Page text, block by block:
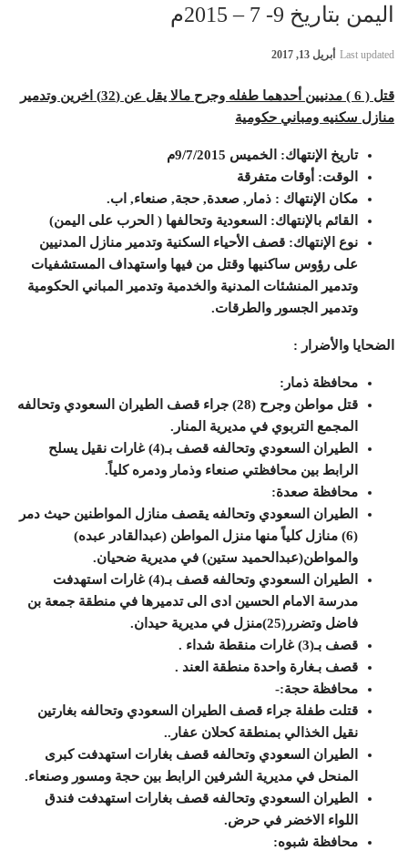
اليمن بتاريخ 9- 7 – 2015م
Last updated أبريل 13, 2017
قتل
( 6 ) مدنيين أحدهما طفله وجرح مالا يقل عن (32) اخرين وتدمير
منازل سكنيه ومباني حكومية
تاريخ الإنتهاك: الخميس 9/7/2015م
الوقت: أوقات متفرقة
مكان الإنتهاك : ذمار, صعدة, حجة, صنعاء, اب.
القائم بالإنتهاك: السعودية وتحالفها ( الحرب على اليمن)
نوع الإنتهاك: قصف الأحياء السكنية وتدمير منازل المدنيين
على رؤوس ساكنيها وقتل من فيها واستهداف المستشفيات
وتدمير المنشئات المدنية والخدمية وتدمير المباني الحكومية
وتدمير الجسور والطرقات.
الضحايا والأضرار :
محافظة ذمار:
قتل مواطن وجرح (28) جراء قصف الطيران السعودي وتحالفه
المجمع التربوي في مديرية المنار.
الطيران السعودي وتحالفه قصف بـ(4) غارات نقيل يسلح
الرابط بين محافظتي صنعاء وذمار ودمره كلياً.
محافظة صعدة:
الطيران السعودي وتحالفه يقصف منازل المواطنين حيث دمر
(6) منازل كلياً منها منزل المواطن (عبدالقادر عبده)
والمواطن(عبدالحميد ستين) في مديرية ضحيان.
الطيران السعودي وتحالفه قصف بـ(4) غارات استهدفت
مدرسة الامام الحسين ادى الى تدميرها في منطقة جمعة بن
فاضل وتضرر(25)منزل في مديرية حيدان.
قصف بـ(3) غارات منقطة شداء .
قصف بـغارة واحدة منطقة العند .
محافظة حجة:-
قتلت طفلة جراء قصف الطيران السعودي وتحالفه بغارتين
نقيل الخذالي بمنطقة كحلان عفار..
الطيران السعودي وتحالفه قصف بغارات استهدفت كبرى
المنحل في مديرية الشرفين الرابط بين حجة ومسور وصنعاء.
الطيران السعودي وتحالفه قصف بغارات استهدفت فندق
اللواء الاخضر في حرض.
محافظة شبوه: